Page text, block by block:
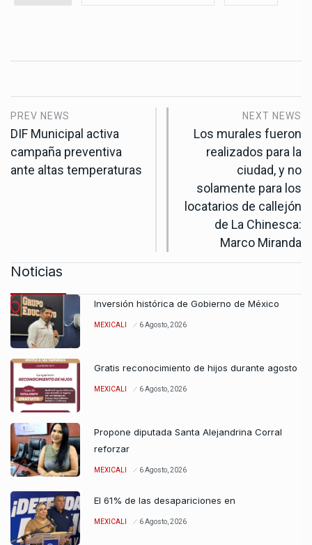
PREV NEWS
DIF Municipal activa
campaña preventiva
ante altas temperaturas
NEXT NEWS
Los murales fueron
realizados para la
ciudad, y no
solamente para los
locatarios de callejón
de La Chinesca:
Marco Miranda
Noticias
Inversión histórica de Gobierno de México
MEXICALI 6 Agosto, 2026
Gratis reconocimiento de hijos durante agosto
MEXICALI 6 Agosto, 2026
Propone diputada Santa Alejandrina Corral
reforzar
MEXICALI 6 Agosto, 2026
El 61% de las desapariciones en
MEXICALI 6 Agosto, 2026